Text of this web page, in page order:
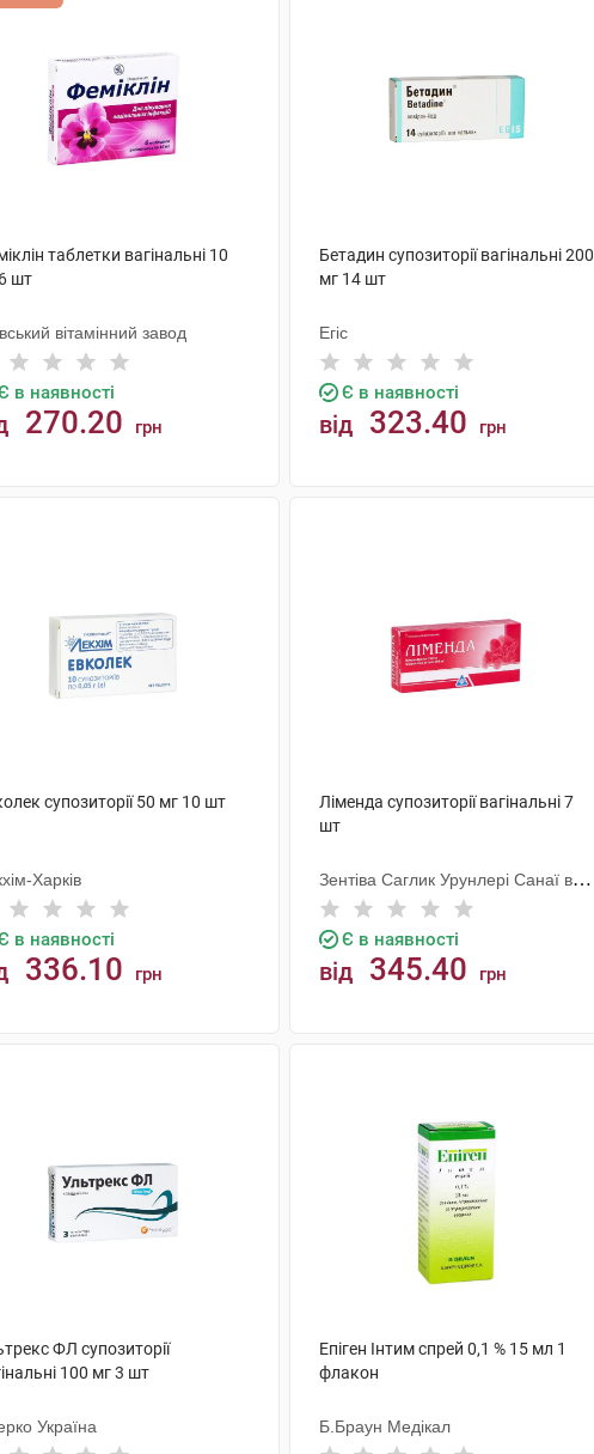
таблетки вагінальні 10
шт
вітамінний завод
в наявності
270.20 грн
Бетадин супозиторії вагінальні 200
мг 14 шт
Егіс
Є в наявності
від 323.40 грн
супозиторії 50 мг 10 шт
Харків
в наявності
336.10 грн
Ліменда супозиторії вагінальні 7
шт
Зентіва Саглик Урунлері Санаї ве
Тіджарет А.Ш
Є в наявності
від 345.40 грн
ФЛ супозиторії
100 мг 3 шт
Україна
Епіген Інтим спрей 0,1 % 15 мл 1
флакон
Б.Браун Медікал